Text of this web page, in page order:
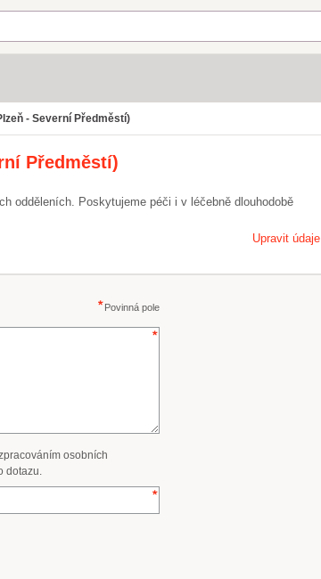
- Severní Předměstí)
Předměstí)
odděleních. Poskytujeme péči i v léčebně dlouhodobě
Upravit údaje
Povinná pole
osobních
dotazu.